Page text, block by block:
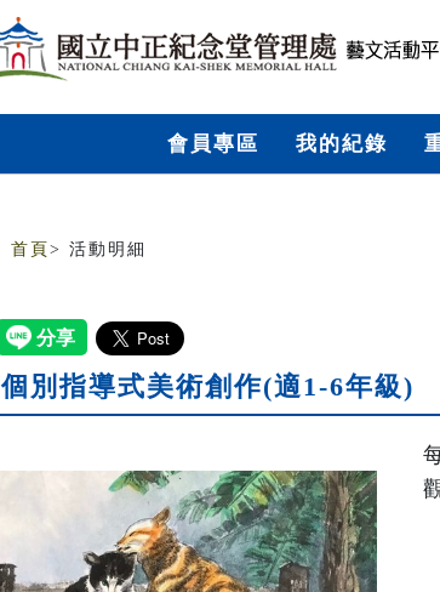
會員專區 我的紀錄
首頁 > 活動明細
個別指導式美術創作(適1-6年級)